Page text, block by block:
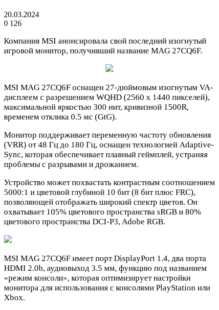
20.03.2024
0 126
Компания MSI анонсировала свой последний изогнутый
игровой монитор, получивший название MAG 27CQ6F.
MSI MAG 27CQ6F оснащен 27-дюймовым изогнутым VA-
дисплеем с разрешением WQHD (2560 x 1440 пикселей),
максимальной яркостью 300 нит, кривизной 1500R,
временем отклика 0.5 мс (GtG).
Монитор поддерживает переменную частоту обновления
(VRR) от 48 Гц до 180 Гц, оснащен технологией Adaptive-
Sync, которая обеспечивает плавный геймплей, устраняя
проблемы с разрывами и дрожанием.
Устройство может похвастать контрастным соотношением
5000:1 и цветовой глубиной 10 бит (8 бит плюс FRC),
позволяющей отображать широкий спектр цветов. Он
охватывает 105% цветового пространства sRGB и 80%
цветового пространства DCI-P3, Adobe RGB.
MSI MAG 27CQ6F имеет порт DisplayPort 1.4, два порта
HDMI 2.0b, аудиовыход 3.5 мм, функцию под названием
«режим консоли», которая оптимизирует настройки
монитора для использования с консолями PlayStation или
Xbox.